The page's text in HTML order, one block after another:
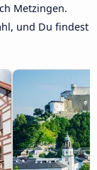
Metzingen.
und Du findest